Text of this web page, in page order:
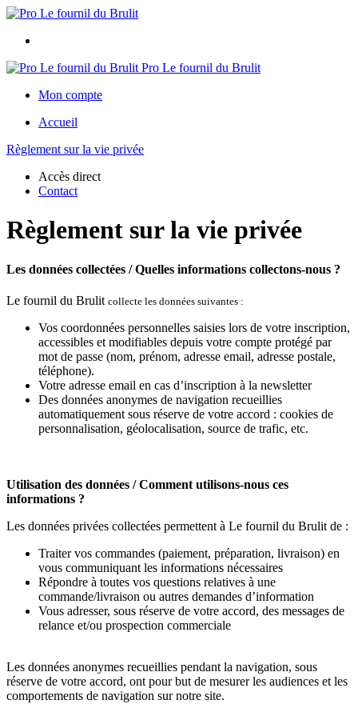
Pro Le fournil du Brulit
Mon compte
Accueil
Règlement sur la vie privée
Accès direct
Contact
Règlement sur la vie privée
Les données collectées / Quelles informations collectons-nous ?
Le fournil du Brulit collecte les données suivantes :
Vos coordonnées personnelles saisies lors de votre inscription,
accessibles et modifiables depuis votre compte protégé par
mot de passe (nom, prénom, adresse email, adresse postale,
téléphone).
Votre adresse email en cas d’inscription à la newsletter
Des données anonymes de navigation recueillies
automatiquement sous réserve de votre accord : cookies de
personnalisation, géolocalisation, source de trafic, etc.
Utilisation des données / Comment utilisons-nous ces
informations ?
Les données privées collectées permettent à Le fournil du Brulit de :
Traiter vos commandes (paiement, préparation, livraison) en
vous communiquant les informations nécessaires
Répondre à toutes vos questions relatives à une
commande/livraison ou autres demandes d’information
Vous adresser, sous réserve de votre accord, des messages de
relance et/ou prospection commerciale
Les données anonymes recueillies pendant la navigation, sous
réserve de votre accord, ont pour but de mesurer les audiences et les
comportements de navigation sur notre site.